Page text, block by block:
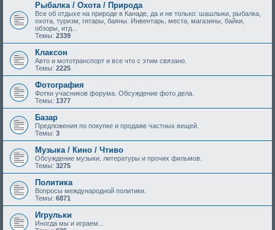
Рыбалка / Охота / Природа
Все об отдыхе на природе в Канаде, да и не только: шашлыки, рыбалка,
охота, туризм, гитары, баяны. Инвентарь, места, магазины, байки,
обзоры, итд...
Темы: 2339
Клаксон
Авто и мототранспорт и все что с этим связано.
Темы: 2225
Фотография
Фотки учасников форума. Обсуждение фото дела.
Темы: 1377
Базар
Предложения по покупке и продаже частных вещей.
Темы: 3
Музыка / Кино / Чтиво
Обсуждение музыки, литературы и прочих фильмов.
Темы: 3275
Политика
Вопросы международной политики.
Темы: 6871
Игрульки
Иногда мы и играем...